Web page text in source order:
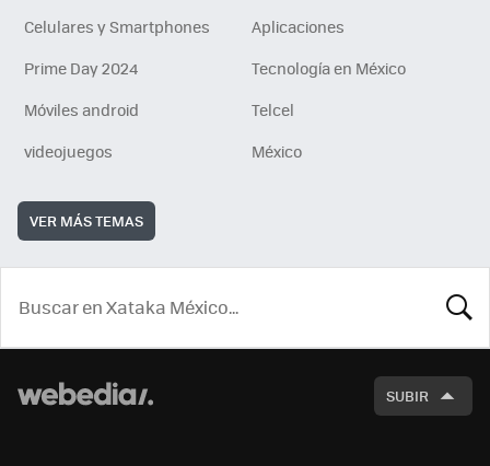
Celulares y Smartphones
Aplicaciones
Prime Day 2024
Tecnología en México
Móviles android
Telcel
videojuegos
México
VER MÁS TEMAS
SUBIR